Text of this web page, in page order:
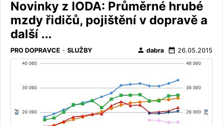
Novinky z IODA: Průměrné hrubé
mzdy řidičů, pojištění v dopravě a
další ...
PRO DOPRAVCE - SLUŽBY person dabra date_range 26.05.2015